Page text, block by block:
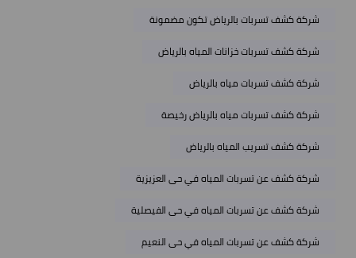
شركة كشف تسربات بالرياض تكون مضمونة
شركة كشف تسربات خزانات المياه بالرياض
شركة كشف تسربات مياه بالرياض
شركة كشف تسربات مياه بالرياض رخيصة
شركة كشف تسريب المياه بالرياض
شركة كشف عن تسربات المياه في حى العزيزية
شركة كشف عن تسربات المياه في حى الفيصلية
شركة كشف عن تسربات المياه في حى النعيم